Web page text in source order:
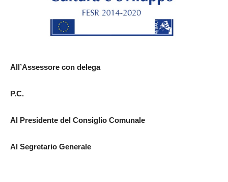
All’Assessore con delega
P.C.
Al Presidente del Consiglio Comunale
Al Segretario Generale